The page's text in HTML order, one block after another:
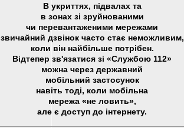
В укриттях, підвалах та
в зонах зі зруйнованими
чи перевантаженими мережами
звичайний дзвінок часто стає неможливим,
коли він найбільше потрібен.
Відтепер зв'язатися зі «Службою 112»
можна через державний
мобільний застосунок
навіть тоді, коли мобільна
мережа «не ловить»,
але є доступ до інтернету.